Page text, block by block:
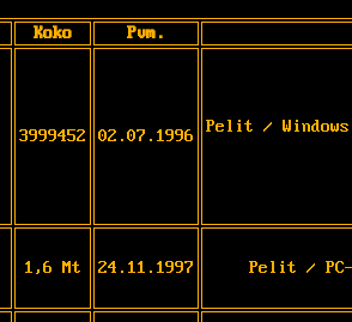
Koko Pvm.
3999452 02.07.1996
Pelit /
1,6 Mt 24.11.1997 Pelit /